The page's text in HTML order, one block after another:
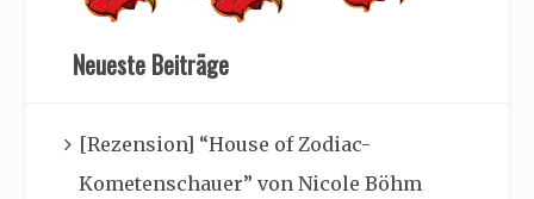
Neueste Beiträge
[Rezension] “House of Zodiac-
Kometenschauer” von Nicole Böhm